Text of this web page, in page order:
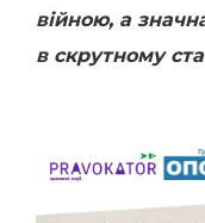
війною, а
в скрутному